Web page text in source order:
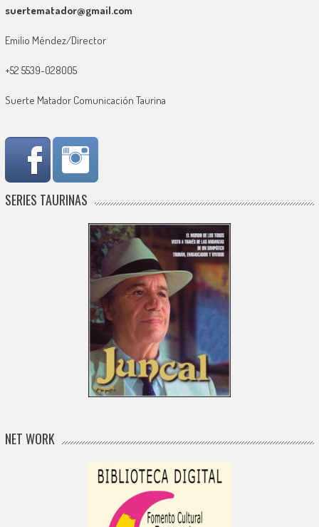
suertematador@gmail.com
Emilio Méndez/Director
+52 5539-028005
Suerte Matador Comunicación Taurina
SERIES TAURINAS
NET WORK